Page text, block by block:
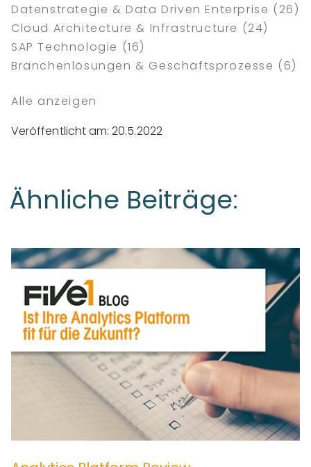
Datenstrategie & Data Driven Enterprise (26)
Cloud Architecture & Infrastructure (24)
SAP Technologie (16)
Branchenlösungen & Geschäftsprozesse (6)
Alle anzeigen
Veröffentlicht am: 20.5.2022
Ähnliche Beiträge: